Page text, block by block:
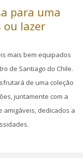
para uma
ou lazer
mais bem equipados
de Santiago do Chile.
de uma coleção
juntamente com a
amigáveis, dedicados a